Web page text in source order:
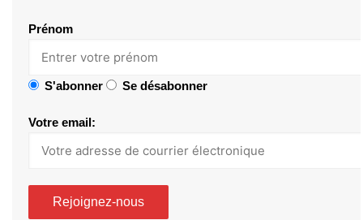
Prénom
S'abonner Se désabonner
Votre email: